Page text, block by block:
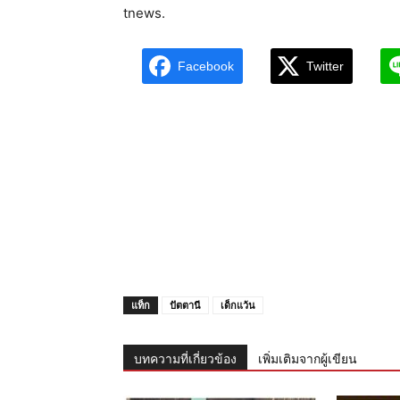
tnews.
Facebook Twitter
แท็ก ปัตตานี เด็กแว้น
บทความที่เกี่ยวข้อง เพิ่มเติมจากผู้เขียน